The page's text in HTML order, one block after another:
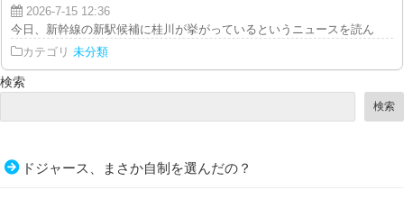
2026-7-15 12:36
今日、新幹線の新駅候補に桂川が挙がっているというニュースを読んだ。
カテゴリ 未分類
検索
検索
ドジャース、まさか自制を選んだの？